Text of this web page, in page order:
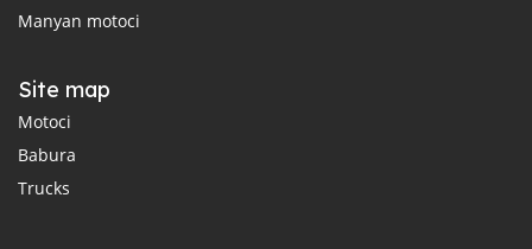
Manyan motoci
Site map
Motoci
Babura
Trucks